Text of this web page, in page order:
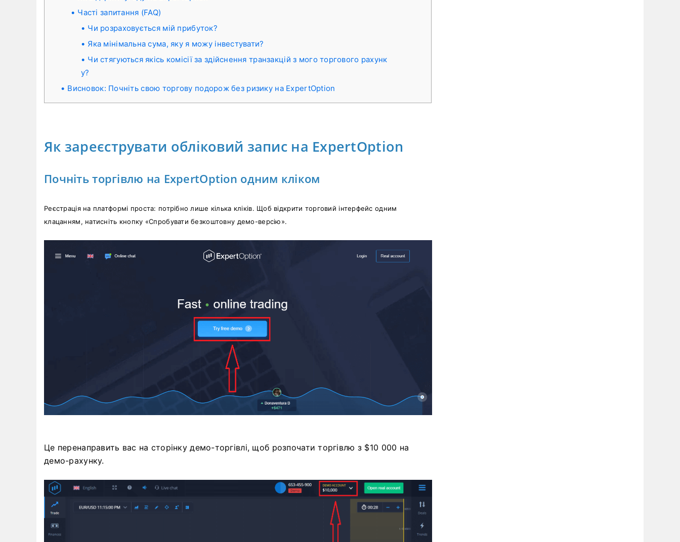
Часті запитання (FAQ)
Чи розраховується мій прибуток?
Яка мінімальна сума, яку я можу інвестувати?
Чи стягуються якісь комісії за здійснення транзакцій з мого торгового рахунк
у?
Висновок: Почніть свою торгову подорож без ризику на ExpertOption
Як зареєструвати обліковий запис на ExpertOption
Почніть торгівлю на ExpertOption одним кліком
Реєстрація на платформі проста: потрібно лише кілька кліків. Щоб відкрити торговий інтерфейс одним
клацанням, натисніть кнопку «Спробувати безкоштовну демо-версію».
Це перенаправить вас на сторінку демо-торгівлі, щоб розпочати торгівлю з $10 000 на
демо-рахунку.